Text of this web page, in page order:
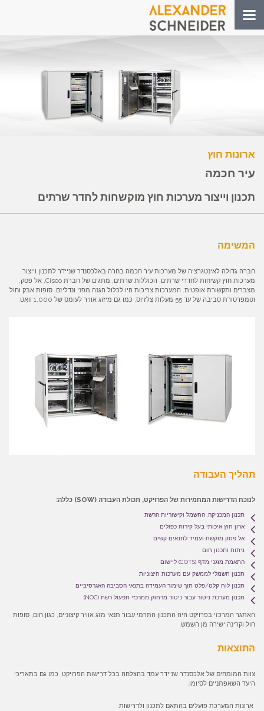
Toggle
navigation
ארונות חוץ
עיר חכמה
תכנון וייצור מערכות חוץ מוקשחות לחדר שרתים
המשימה
חברה גדולה לאינטגרציה של מערכות עיר חכמה בחרה באלכסנדר שניידר לתכנון וייצור
מערכות חוץ קשיחות לחדרי שרתים, הכוללות שרתים, מתגים של חברת Cisco, אל פסק,
מצברים ותקשורת אופטית. המערכות צריכות היו לכלול הגנה מפני ונדליזם, סופות אבק וחול
וטמפרטורת סביבה של עד 55 מעלות צלזיוס, כמו גם מיזוג אוויר לעומס של 1,000 וואט.
תהליך העבודה
לנוכח הדרישות המחמירות של הפרויקט, תכולת העבודה (SOW) כללה:
תכנון המכניקה, החשמל וקישוריות הרשת
ארון חוץ איכותי בעל קירות כפולים
אל פסק מוקשח ועמיד לתנאים קשים
ניתוח ותכנון חום
התאמת מזגני מדף (COTS) ליישום
תכנון חשמלי לממשק עם מערכות חיצוניות
תכנון לוח קלט/פלט תוך שימור העמידה בתנאי הסביבה האגרסיביים
תכנון מערכת ניטור עבור ניטור מרחוק ממרכזי תפעול רשת (NOC)
האתגר המרכזי בפרויקט היה התכנון התרמי עבור תנאי מזג אוויר קיצוניים, כגון חום, סופות
חול וקרינה ישירה מן השמש.
התוצאות
צוות המומחים של אלכסנדר שניידר עמד בהצלחה בכל דרישות הפרויקט, כמו גם בתאריכי
היעד השאפתניים לסיומו.
ארונות המערכת פועלים בהתאם לתכנון ולדרישות.